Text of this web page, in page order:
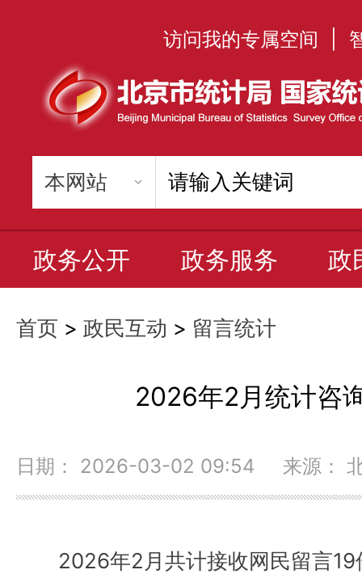
访问我的专属空间
政务公开 政务服务 政
首页 > 政民互动 > 留言统计
2026年2月统计咨
日期： 2026-03-02 09:54 来源：
2026年2月共计接收网民留言